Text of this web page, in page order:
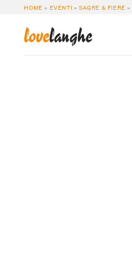
HOME » EVENTI »SAGRE & FIERE »
lovelanghe